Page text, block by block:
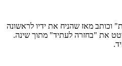
וכותב מאז שהניח את ידיו לראשונה
את "בחזרה לעתיד" מתוך שינה.